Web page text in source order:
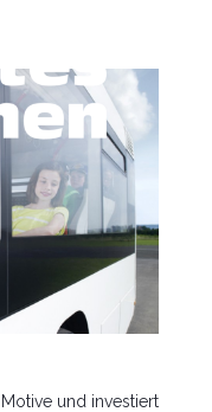
und investiert